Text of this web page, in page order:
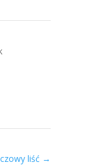
liść →